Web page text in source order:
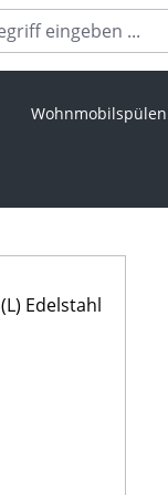
Wohnmobilspülen